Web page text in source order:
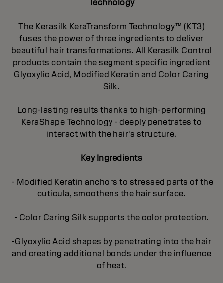
Technology
The Kerasilk KeraTransform Technology™ (KT3)
fuses the power of three ingredients to deliver
beautiful hair transformations. All Kerasilk Control
products contain the segment specific ingredient
Glyoxylic Acid, Modified Keratin and Color Caring
Silk.
Long-lasting results thanks to high-performing
KeraShape Technology - deeply penetrates to
interact with the hair's structure.
Key Ingredients
- Modified Keratin anchors to stressed parts of the
cuticula, smoothens the hair surface.
- Color Caring Silk supports the color protection.
-Glyoxylic Acid shapes by penetrating into the hair
and creating additional bonds under the influence
of heat.